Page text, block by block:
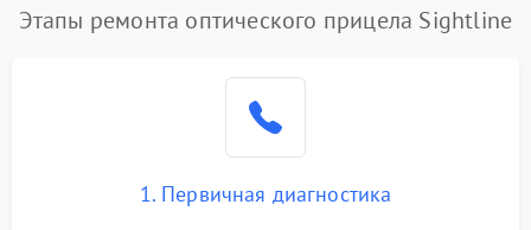
Этапы ремонта оптического прицела Sightline
1. Первичная диагностика